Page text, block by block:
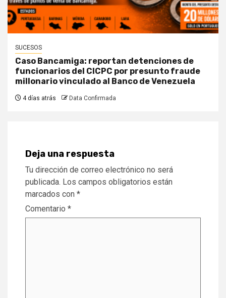
SUCESOS
Caso Bancamiga: reportan detenciones de
funcionarios del CICPC por presunto fraude
millonario vinculado al Banco de Venezuela
4 días atrás Data Confirmada
Deja una respuesta
Tu dirección de correo electrónico no será
publicada. Los campos obligatorios están
marcados con *
Comentario *